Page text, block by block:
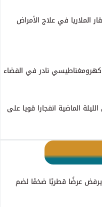
الملاريا في علاج الأمراض
نادر في الفضاء
الماضية انفجارا قويا على
عرضًا قطريًا ضخمًا لضم